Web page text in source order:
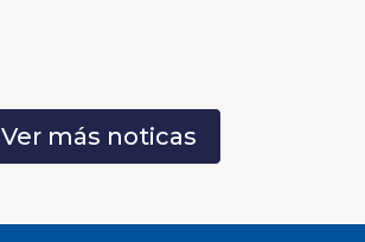
Ver más noticas